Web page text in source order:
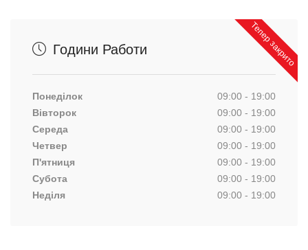
Тепер закрито
Години Работи
Понеділок
09:00 - 19:00
Вівторок
09:00 - 19:00
Середа
09:00 - 19:00
Четвер
09:00 - 19:00
П'ятниця
09:00 - 19:00
Субота
09:00 - 19:00
Неділя
09:00 - 19:00